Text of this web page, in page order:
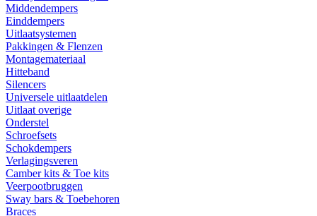
Middendempers
Einddempers
Uitlaatsystemen
Pakkingen & Flenzen
Montagemateriaal
Hitteband
Silencers
Universele uitlaatdelen
Uitlaat overige
Onderstel
Schroefsets
Schokdempers
Verlagingsveren
Camber kits & Toe kits
Veerpootbruggen
Sway bars & Toebehoren
Braces